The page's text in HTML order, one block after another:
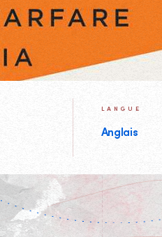
LANGUE
Anglais